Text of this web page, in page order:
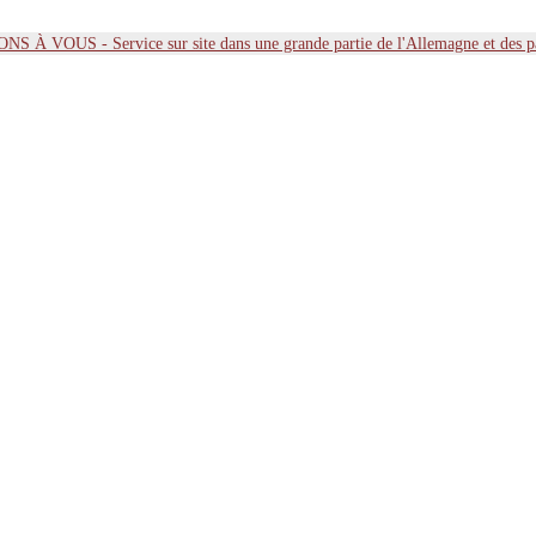
À VOUS - Service sur site dans une grande partie de l'Allemagne et des